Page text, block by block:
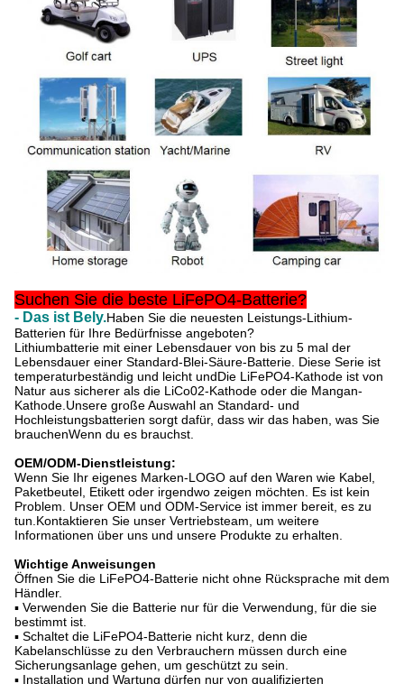
Suchen Sie die beste LiFePO4-Batterie?
- Das ist Bely.Haben Sie die neuesten Leistungs-Lithium-
Batterien für Ihre Bedürfnisse angeboten?
Lithiumbatterie mit einer Lebensdauer von bis zu 5 mal der
Lebensdauer einer Standard-Blei-Säure-Batterie. Diese Serie ist
temperaturbeständig und leicht undDie LiFePO4-Kathode ist von
Natur aus sicherer als die LiCo02-Kathode oder die Mangan-
Kathode.Unsere große Auswahl an Standard- und
Hochleistungsbatterien sorgt dafür, dass wir das haben, was Sie
brauchenWenn du es brauchst.
OEM/ODM-Dienstleistung:
Wenn Sie Ihr eigenes Marken-LOGO auf den Waren wie Kabel,
Paketbeutel, Etikett oder irgendwo zeigen möchten. Es ist kein
Problem. Unser OEM und ODM-Service ist immer bereit, es zu
tun.Kontaktieren Sie unser Vertriebsteam, um weitere
Informationen über uns und unsere Produkte zu erhalten.
Wichtige Anweisungen
Öffnen Sie die LiFePO4-Batterie nicht ohne Rücksprache mit dem
Händler.
▪ Verwenden Sie die Batterie nur für die Verwendung, für die sie
bestimmt ist.
▪ Schaltet die LiFePO4-Batterie nicht kurz, denn die
Kabelanschlüsse zu den Verbrauchern müssen durch eine
Sicherungsanlage gehen, um geschützt zu sein.
▪ Installation und Wartung dürfen nur von qualifizierten